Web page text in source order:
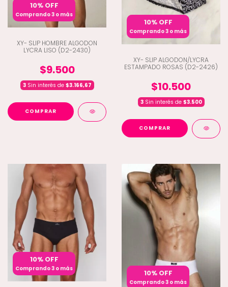
10% OFF
Comprando 3 o más
XY- SLIP HOMBRE ALGODON
LYCRA LISO (D2-2430)
$9.500
3Sin interés de $3.166,67
COMPRAR
10% OFF
Comprando 3 o más
XY- SLIP ALGODON/LYCRA
ESTAMPADO ROSAS (D2-2426)
$10.500
3Sin interés de $3.500
COMPRAR
10% OFF
Comprando 3 o más 10% OFF
Comprando 3 o más